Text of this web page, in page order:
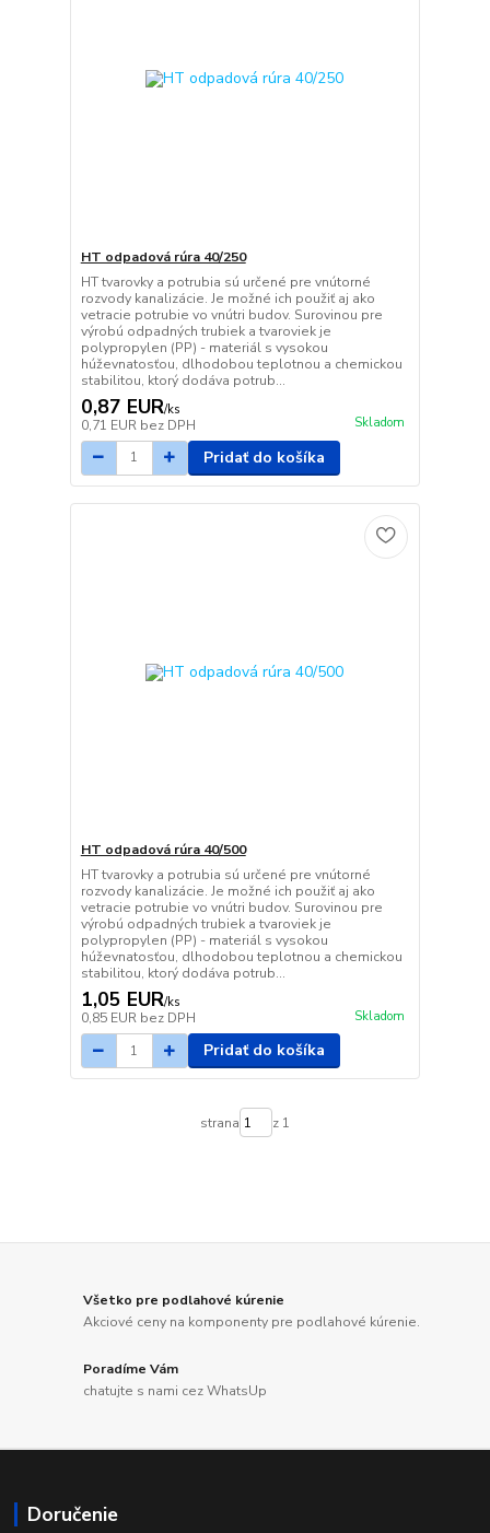
HT odpadová rúra 40/250
HT tvarovky a potrubia sú určené pre vnútorné
rozvody kanalizácie. Je možné ich použiť aj ako
vetracie potrubie vo vnútri budov. Surovinou pre
výrobú odpadných trubiek a tvaroviek je
polypropylen (PP) - materiál s vysokou
húževnatosťou, dlhodobou teplotnou a chemickou
stabilitou, ktorý dodáva potrub...
0,87 EUR/ks
0,71 EUR bez DPH Skladom
Pridať do košíka
HT odpadová rúra 40/500
HT tvarovky a potrubia sú určené pre vnútorné
rozvody kanalizácie. Je možné ich použiť aj ako
vetracie potrubie vo vnútri budov. Surovinou pre
výrobú odpadných trubiek a tvaroviek je
polypropylen (PP) - materiál s vysokou
húževnatosťou, dlhodobou teplotnou a chemickou
stabilitou, ktorý dodáva potrub...
1,05 EUR/ks
0,85 EUR bez DPH Skladom
Pridať do košíka
strana z 1
Všetko pre podlahové kúrenie
Akciové ceny na komponenty pre podlahové kúrenie.
Poradíme Vám
chatujte s nami cez WhatsUp
Doručenie